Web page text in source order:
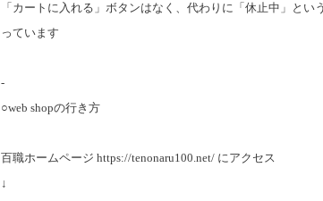
「カートに入れる」ボタンはなく、代わりに「休止中」 とい
っています
-
○web shopの行き方
百職ホームページ https://tenonaru100.net/ にアクセス
↓